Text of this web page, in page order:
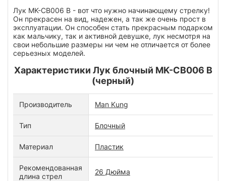
Лук MK-CB006 B - вот что нужно начинающему стрелку!
Он прекрасен на вид, надежен, а так же очень прост в
эксплуатации. Он способен стать прекрасным подарком
как мальчику, так и активной девушке, лук несмотря на
свои небольшие размеры ни чем не отличается от более
серьезных моделей.
Характеристики Лук блочный MK-CB006 B
(черный)
Производитель Man Kung
Тип Блочный
Материал Пластик
Рекомендованная
длина стрел
26 Дюйма